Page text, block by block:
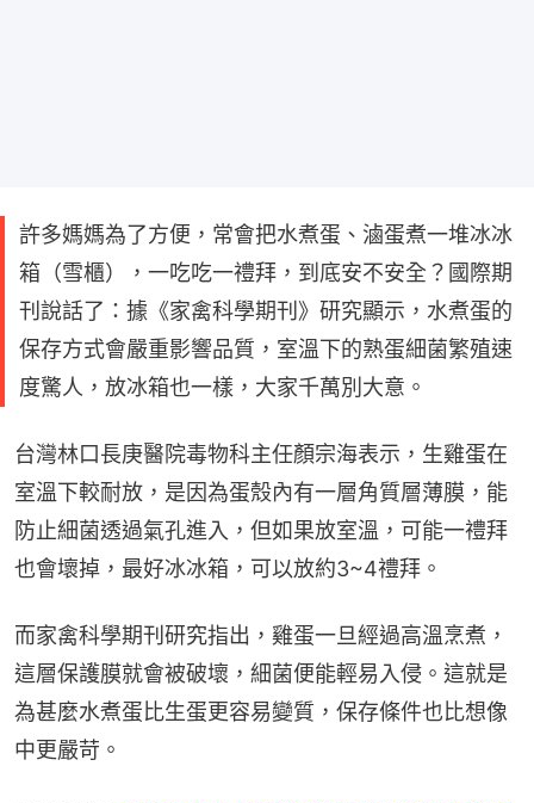
許多媽媽為了方便，常會把水煮蛋、滷蛋煮一堆冰冰
箱（雪櫃），一吃吃一禮拜，到底安不安全？國際期
刊說話了：據《家禽科學期刊》研究顯示，水煮蛋的
保存方式會嚴重影響品質，室溫下的熟蛋細菌繁殖速
度驚人，放冰箱也一樣，大家千萬別大意。
台灣林口長庚醫院毒物科主任顏宗海表示，生雞蛋在
室溫下較耐放，是因為蛋殼內有一層角質層薄膜，能
防止細菌透過氣孔進入，但如果放室溫，可能一禮拜
也會壞掉，最好冰冰箱，可以放約3~4禮拜。
而家禽科學期刊研究指出，雞蛋一旦經過高溫烹煮，
這層保護膜就會被破壞，細菌便能輕易入侵。這就是
為甚麼水煮蛋比生蛋更容易變質，保存條件也比想像
中更嚴苛。